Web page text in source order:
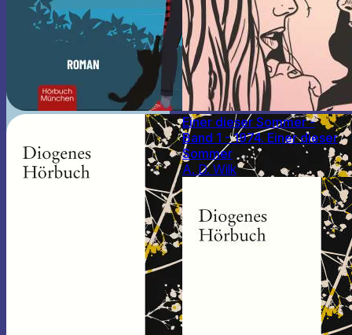
Einer dieser Sommer -
Band 1 - 1974. Einer dieser
Sommer
A. D. Wilk